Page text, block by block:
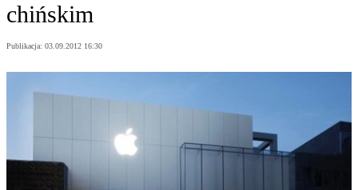
chińskim
Publikacja: 03.09.2012 16:30